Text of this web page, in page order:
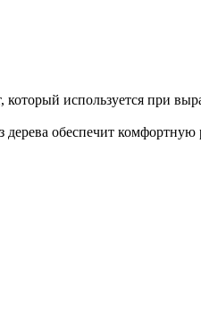
который используется при
обеспечит комфортную